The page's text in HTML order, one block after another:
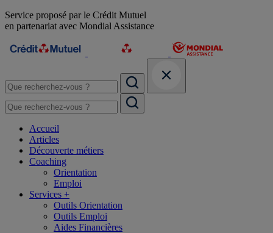
Service proposé par le Crédit Mutuel
en partenariat avec Mondial Assistance
Accueil
Articles
Découverte métiers
Coaching
Orientation
Emploi
Services +
Outils Orientation
Outils Emploi
Aides Financières